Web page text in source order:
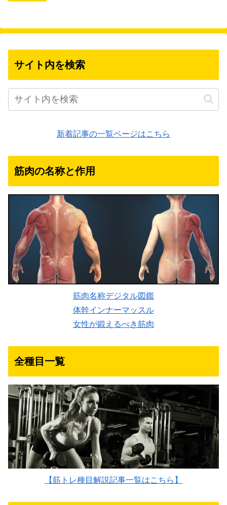
サイト内を検索
新着記事の一覧ページはこちら
筋肉の名称と作用
筋肉名称デジタル図鑑
体幹インナーマッスル
女性が鍛えるべき筋肉
全種目一覧
【筋トレ種目解説記事一覧はこちら】